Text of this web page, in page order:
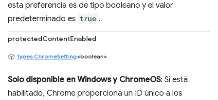
esta preferencia es de tipo booleano y el valor
predeterminado es true .
protectedContentEnabled
types.ChromeSetting<boolean>
Solo disponible en Windows y ChromeOS: Si está
habilitado, Chrome proporciona un ID único a los